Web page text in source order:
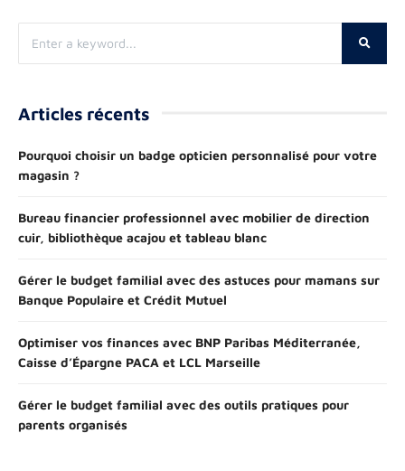
Articles récents
Pourquoi choisir un badge opticien personnalisé pour votre
magasin ?
Bureau financier professionnel avec mobilier de direction
cuir, bibliothèque acajou et tableau blanc
Gérer le budget familial avec des astuces pour mamans sur
Banque Populaire et Crédit Mutuel
Optimiser vos finances avec BNP Paribas Méditerranée,
Caisse d’Épargne PACA et LCL Marseille
Gérer le budget familial avec des outils pratiques pour
parents organisés